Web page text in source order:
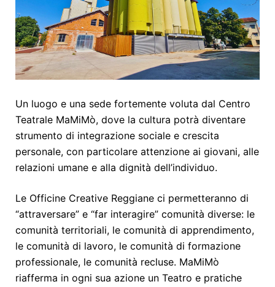
Un luogo e una sede fortemente voluta dal Centro
Teatrale MaMiMò, dove la cultura potrà diventare
strumento di integrazione sociale e crescita
personale, con particolare attenzione ai giovani, alle
relazioni umane e alla dignità dell’individuo.
Le Officine Creative Reggiane ci permetteranno di
“attraversare” e “far interagire” comunità diverse: le
comunità territoriali, le comunità di apprendimento,
le comunità di lavoro, le comunità di formazione
professionale, le comunità recluse. MaMiMò
riafferma in ogni sua azione un Teatro e pratiche